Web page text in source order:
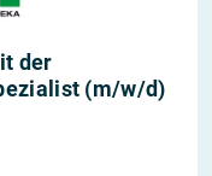
der
(m/w/d)